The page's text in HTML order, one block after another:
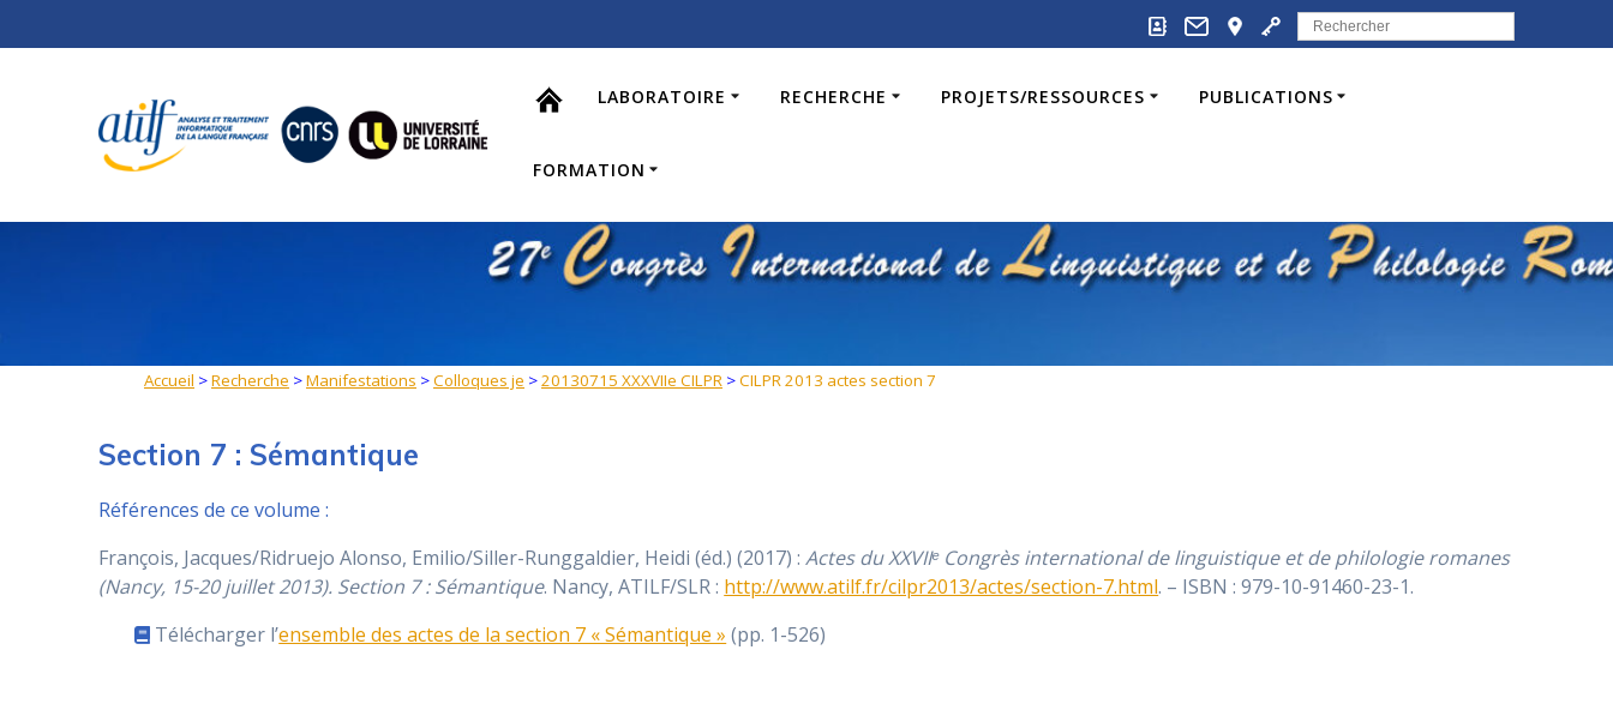
to
Search
for:
LABORATOIRE RECHERCHE PROJETS/RESSOURCES PUBLICATIONS
FORMATION
Accueil >Recherche >Manifestations >Colloques je >20130715 XXXVIIe CILPR >CILPR 2013 actes section 7
Section 7 : Sémantique
Références de ce volume :
François, Jacques/Ridruejo Alonso, Emilio/Siller-Runggaldier, Heidi (éd.) (2017) :Actes du XXVIIᵉ Congrès international de linguistique et de philologie romanes
(Nancy, 15-20 juillet 2013). Section 7 : Sémantique. Nancy, ATILF/SLR : http://www.atilf.fr/cilpr2013/actes/section-7.html. – ISBN : 979-10-91460-23-1.
Télécharger l’ensemble des actes de la section 7 « Sémantique » (pp. 1-526)